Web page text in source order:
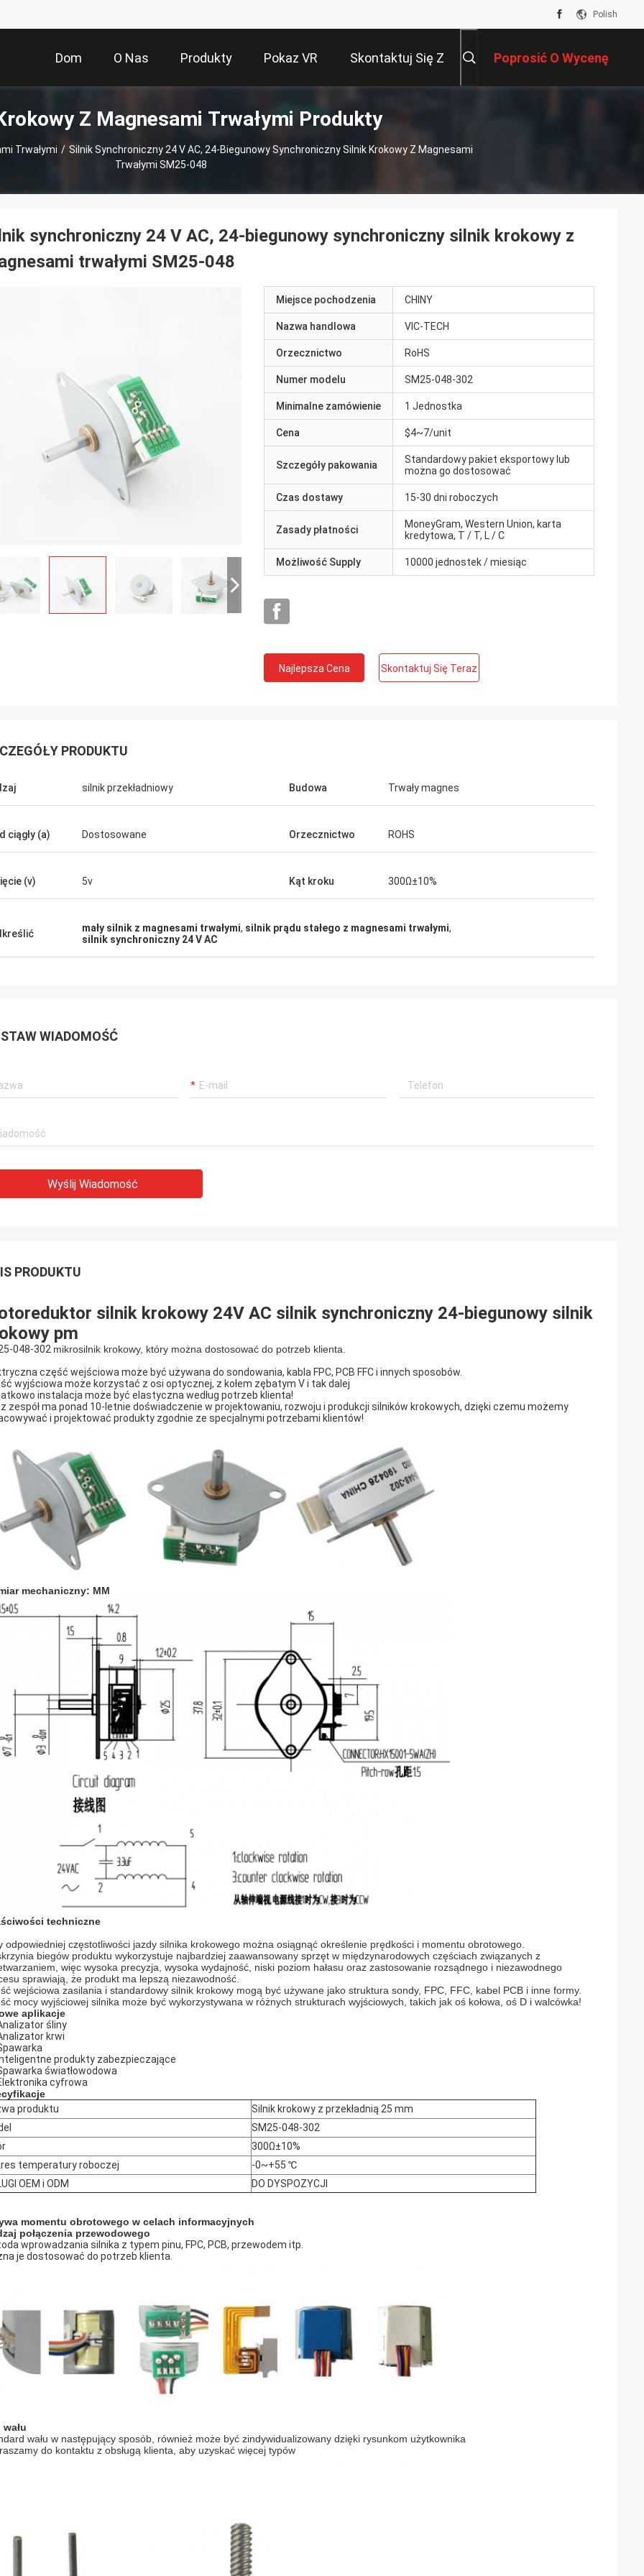
Polish
Dom O Nas Produkty Pokaz VR Skontaktuj Się Z Poprosić O Wycenę
Z Magnesami Trwałymi Produkty
Trwałymi / Silnik Synchroniczny 24 V AC, 24-Biegunowy Synchroniczny Silnik Krokowy Z Magnesami
Trwałymi SM25-048
i przejrzysta komunikacja.
licznikowe, jeśli zostały dodane do
reaguje bardzo szybko i pomaga w
synchroniczny 24 V AC, 24-biegunowy synchroniczny silnik krokowy z
trwałymi SM25-048
Miejsce pochodzenia CHINY
Nazwa handlowa VIC-TECH
Orzecznictwo RoHS
Numer modelu SM25-048-302
Minimalne zamówienie 1 Jednostka
Cena $4~7/unit
Szczegóły pakowania
Standardowy pakiet eksportowy lub
można go dostosować
Czas dostawy 15-30 dni roboczych
Zasady płatności
MoneyGram, Western Union, karta
kredytowa, T / T, L / C
Możliwość Supply 10000 jednostek / miesiąc
Najlepsza Cena Skontaktuj Się Teraz
PRODUKTU
silnik przekładniowy Budowa Trwały magnes
ciągły (a) Dostosowane Orzecznictwo ROHS
(v) 5v Kąt kroku 300Ω±10%
mały silnik z magnesami trwałymi, silnik prądu stałego z magnesami trwałymi,
silnik synchroniczny 24 V AC
WIADOMOŚĆ
Wyślij Wiadomość
PRODUKTU
silnik krokowy 24V AC silnik synchroniczny 24-biegunowy silnik
pm
048-302 mikrosilnik krokowy, który można dostosować do potrzeb klienta.
część wejściowa może być używana do sondowania, kabla FPC, PCB FFC i innych sposobów.
wyjściowa może korzystać z osi optycznej, z kołem zębatym V i tak dalej
instalacja może być elastyczna według potrzeb klienta!
zespół ma ponad 10-letnie doświadczenie w projektowaniu, rozwoju i produkcji silników krokowych, dzięki czemu możemy
i projektować produkty zgodnie ze specjalnymi potrzebami klientów!
mechaniczny: MM
techniczne
odpowiedniej częstotliwości jazdy silnika krokowego można osiągnąć określenie prędkości i momentu obrotowego.
biegów produktu wykorzystuje najbardziej zaawansowany sprzęt w międzynarodowych częściach związanych z
więc wysoka precyzja, wysoka wydajność, niski poziom hałasu oraz zastosowanie rozsądnego i niezawodnego
sprawiają, że produkt ma lepszą niezawodność.
wejściowa zasilania i standardowy silnik krokowy mogą być używane jako struktura sondy, FPC, FFC, kabel PCB i inne formy.
mocy wyjściowej silnika może być wykorzystywana w różnych strukturach wyjściowych, takich jak oś kołowa, oś D i walcówka!
aplikacje
śliny
krwi
produkty zabezpieczające
światłowodowa
cyfrowa
produktu
Silnik krokowy z przekładnią 25 mm
SM25-048-302
300Ω±10%
temperatury roboczej
-0~+55 ℃
OEM i ODM
DO DYSPOZYCJI
momentu obrotowego w celach informacyjnych
połączenia przewodowego
wprowadzania silnika z typem pinu, FPC, PCB, przewodem itp.
je dostosować do potrzeb klienta.
wału
wału w następujący sposób, również może być zindywidualizowany dzięki rysunkom użytkownika
do kontaktu z obsługą klienta, aby uzyskać więcej typów